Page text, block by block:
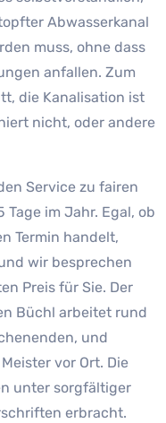
Abwasserkanal
muss, ohne dass
anfallen. Zum
die Kanalisation ist
nicht, oder andere
Service zu fairen
Tage im Jahr. Egal, ob
Termin handelt,
wir besprechen
Preis für Sie. Der
Büchl arbeitet rund
und
vor Ort. Die
unter sorgfältiger
erbracht.